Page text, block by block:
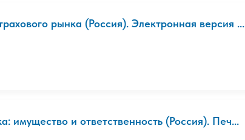
рынка (Россия). Электронная версия ...
имущество и ответственность (Россия). Печ...